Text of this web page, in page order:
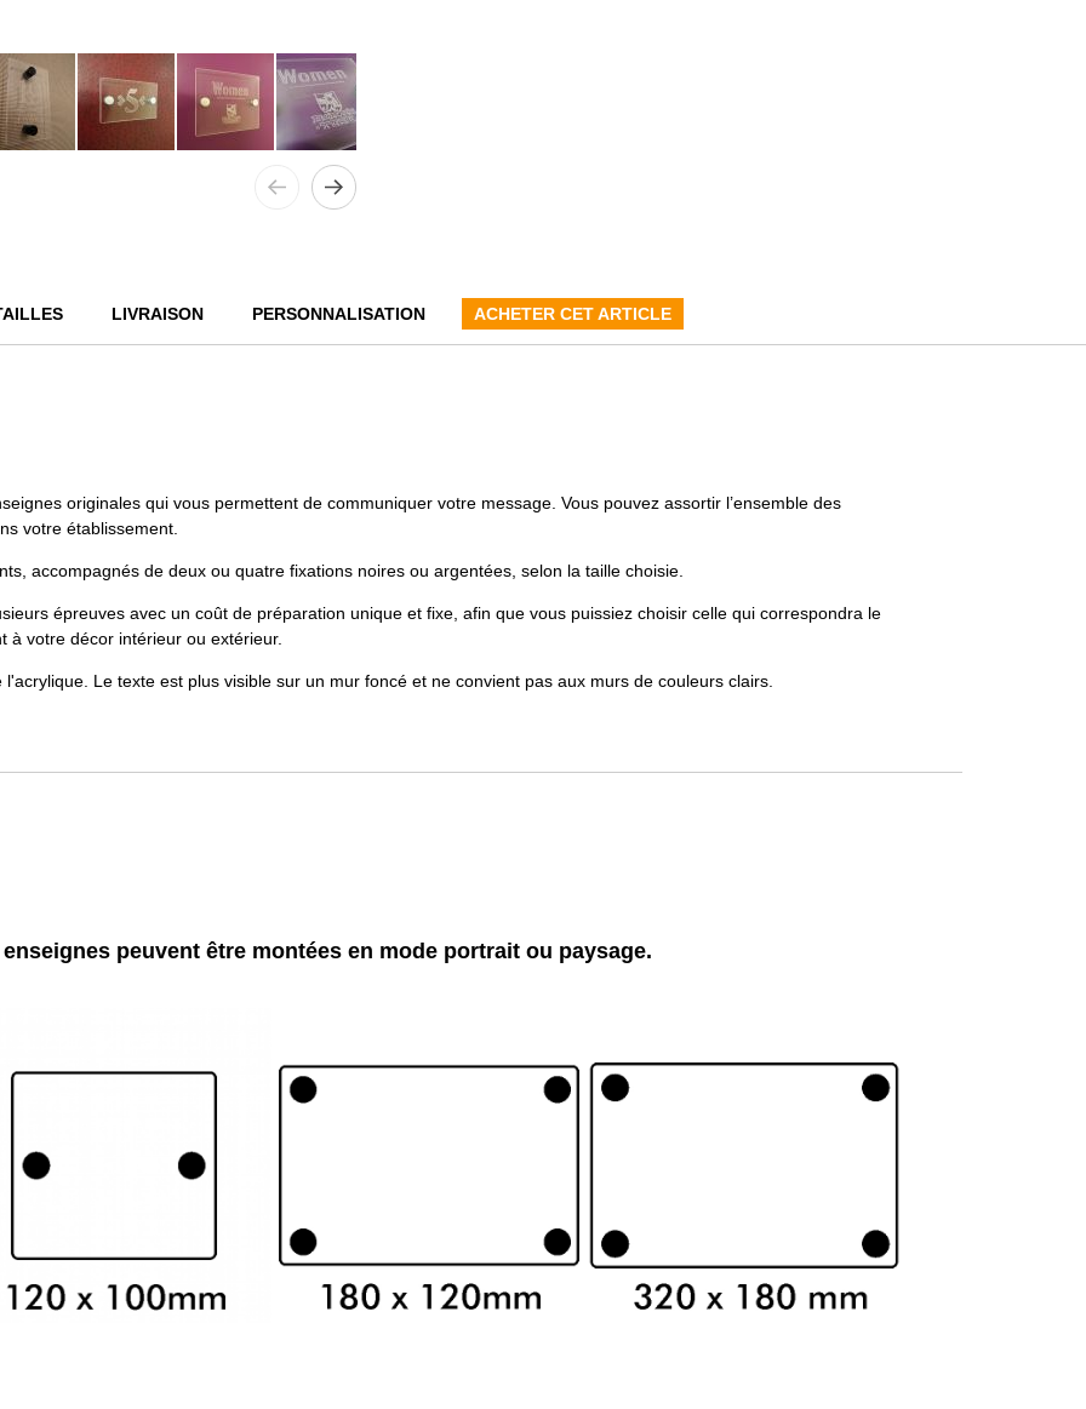
LIVRAISON PERSONNALISATION ACHETER CET ARTICLE
originales qui vous permettent de communiquer votre message. Vous pouvez assortir l’ensemble des
votre établissement.
accompagnés de deux ou quatre fixations noires ou argentées, selon la taille choisie.
épreuves avec un coût de préparation unique et fixe, afin que vous puissiez choisir celle qui correspondra le
à votre décor intérieur ou extérieur.
Le texte est plus visible sur un mur foncé et ne convient pas aux murs de couleurs clairs.
peuvent être montées en mode portrait ou paysage.